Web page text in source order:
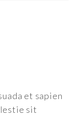
et sapien
sit